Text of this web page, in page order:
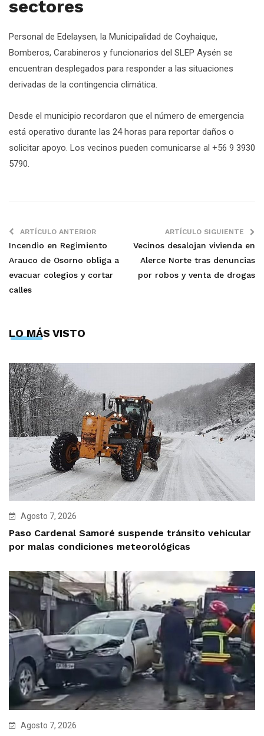
sectores
Personal de Edelaysen, la Municipalidad de Coyhaique,
Bomberos, Carabineros y funcionarios del SLEP Aysén se
encuentran desplegados para responder a las situaciones
derivadas de la contingencia climática.
Desde el municipio recordaron que el número de emergencia
está operativo durante las 24 horas para reportar daños o
solicitar apoyo. Los vecinos pueden comunicarse al +56 9 3930
5790.
ARTÍCULO ANTERIOR
Incendio en Regimiento
Arauco de Osorno obliga a
evacuar colegios y cortar
calles
ARTÍCULO SIGUIENTE
Vecinos desalojan vivienda en
Alerce Norte tras denuncias
por robos y venta de drogas
LO MÁS VISTO
Agosto 7, 2026
Paso Cardenal Samoré suspende tránsito vehicular
por malas condiciones meteorológicas
Agosto 7, 2026